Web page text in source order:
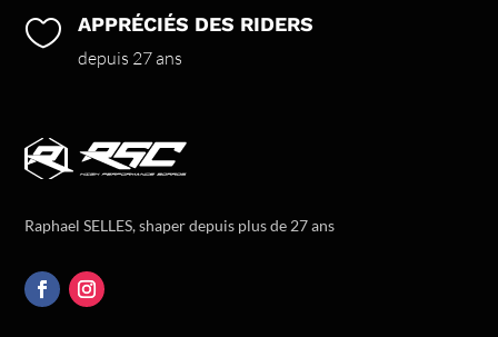
 APPRÉCIÉS DES RIDERS
depuis 27 ans
Raphael SELLES, shaper depuis plus de 27 ans